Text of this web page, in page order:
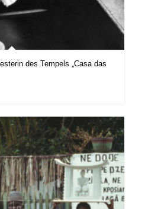
des Tempels „Casa das